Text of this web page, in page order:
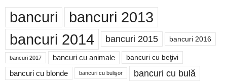
bancuri bancuri 2013
bancuri 2014 bancuri 2015 bancuri 2016
bancuri 2017 bancuri cu animale bancuri cu beţivi
bancuri cu blonde bancuri cu bulişor bancuri cu bulă